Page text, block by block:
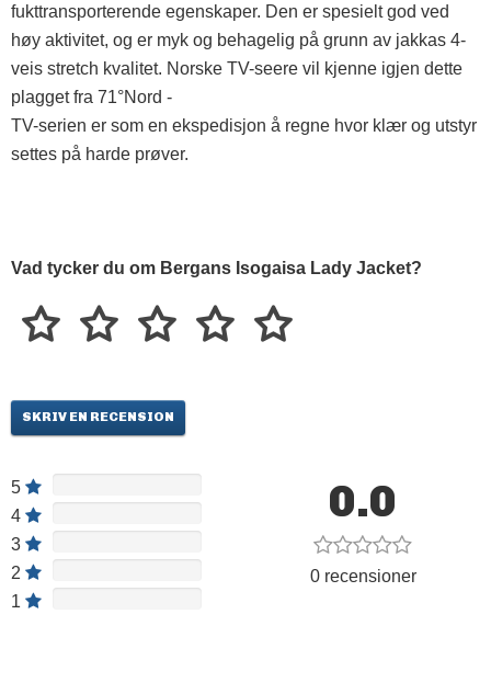
fukttransporterende egenskaper. Den er spesielt god ved
høy aktivitet, og er myk og behagelig på grunn av jakkas 4-
veis stretch kvalitet. Norske TV-seere vil kjenne igjen dette
plagget fra 71°Nord -
TV-serien er som en ekspedisjon å regne hvor klær og utstyr
settes på harde prøver.
Vad tycker du om Bergans Isogaisa Lady Jacket?
SKRIV EN RECENSION
5
4
3
2
1
0.0
0 recensioner